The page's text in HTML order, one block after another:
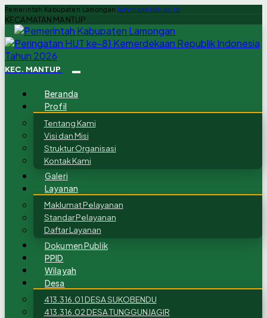
Pemerintah Kabupaten Lamongan lamongankab.go.id
KECAMATAN MANTUP
KEC. MANTUP
Beranda
Profil
Tentang Kami
Visi dan Misi
Struktur Organisasi
Kontak Kami
Galeri
Layanan
Maklumat Pelayanan
Standar Pelayanan
Daftar Layanan
Dokumen Publik
PPID
Wilayah
Desa
413.316.01 DESA SUKOBENDU
413.316.02 DESA TUNGGUNJAGIR